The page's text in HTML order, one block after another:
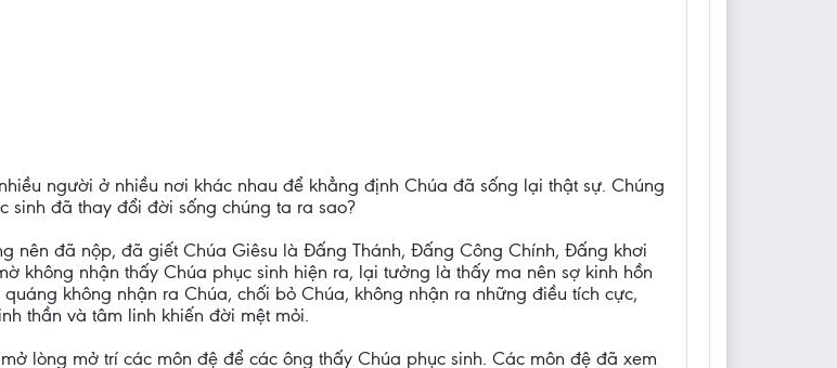
người ở nhiều nơi khác nhau để khẳng định Chúa đã sống lại thật sự. Chúng
sinh đã thay đổi đời sống chúng ta ra sao?
nên đã nộp, đã giết Chúa Giêsu là Đấng Thánh, Đấng Công Chính, Đấng khơi
không nhận thấy Chúa phục sinh hiện ra, lại tưởng là thấy ma nên sợ kinh hồn
không nhận ra Chúa, chối bỏ Chúa, không nhận ra những điều tích cực,
thần và tâm linh khiến đời mệt mỏi.
lòng mở trí các môn đệ để các ông thấy Chúa phục sinh. Các môn đệ đã xem